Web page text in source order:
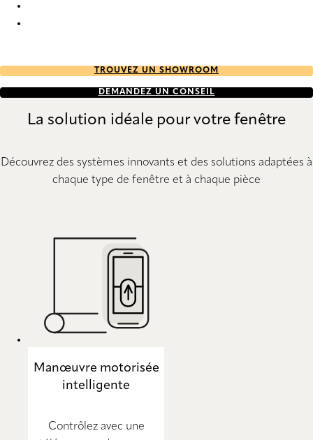
TROUVEZ UN SHOWROOM
DEMANDEZ UN CONSEIL
La solution idéale pour votre fenêtre
Découvrez des systèmes innovants et des solutions adaptées à
chaque type de fenêtre et à chaque pièce
Manœuvre motorisée
intelligente
Contrôlez avec une